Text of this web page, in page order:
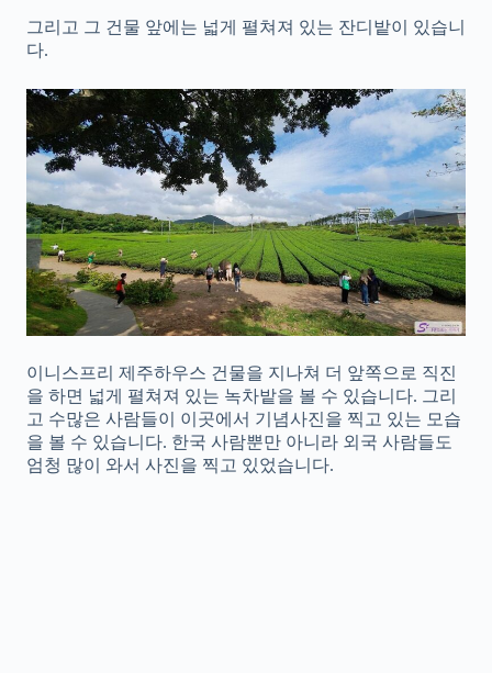
그리고 그 건물 앞에는 넓게 펼쳐져 있는 잔디밭이 있습니
다.
이니스프리 제주하우스 건물을 지나쳐 더 앞쪽으로 직진
을 하면 넓게 펼쳐져 있는 녹차밭을 볼 수 있습니다. 그리
고 수많은 사람들이 이곳에서 기념사진을 찍고 있는 모습
을 볼 수 있습니다. 한국 사람뿐만 아니라 외국 사람들도
엄청 많이 와서 사진을 찍고 있었습니다.